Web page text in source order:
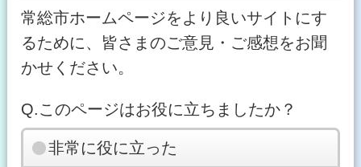
常総市ホームページをより良いサイトにす
るために、皆さまのご意見・ご感想をお聞
かせください。
Q.このページはお役に立ちましたか？
非常に役に立った